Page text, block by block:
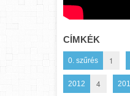
CÍMKÉK
0. szűrés 1
2012 4